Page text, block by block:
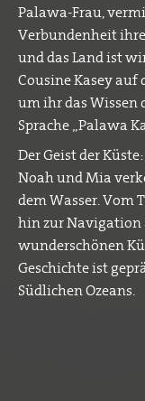
Palawa-Frau,
Verbundenheit
und das Land ist
Cousine Kasey
um ihr das Wissen
Sprache „Palawa
Der Geist der
Noah und Mia
dem Wasser. Vom
hin zur Navigation
wunderschönen
Geschichte ist
Südlichen Ozeans.